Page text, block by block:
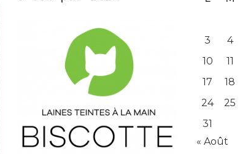
3
4
10
11
17
18
24
25
31
« Août